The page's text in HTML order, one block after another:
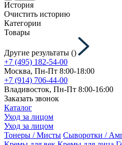
История
Очистить историю
Категории
Товары
Другие результаты ()
+7 (495) 182-54-00
Москва, Пн-Пт 8:00-18:00
+7 (914) 706-44-00
Владивосток, Пн-Пт 8:00-16:00
Заказать звонок
Каталог
Уход за лицом
Уход за лицом
Тонеры / Мисты Сыворотки /